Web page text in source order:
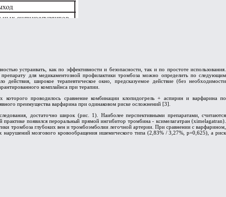
устраивать, как по эффективности и безопасности, так и по простоте использования.
для медикаментозной профилактики тромбоза можно определить по следующим
широкое терапевтическое окно, предсказуемое действие (без необходимости
комплайнса при терапии.
которого проводилось сравнение комбинации клопидогрель + аспирин и варфарина по
преимущества варфарина при одинаковом риске осложнений [3].
достаточно широк (рис. 1). Наиболее перспективными препаратами, считаются
появился пероральный прямой ингибитор тромбина - ксимелагатран (ximelagatran).
тромбоза глубоких вен и тромбоэмболии легочной артерии. При сравнении с варфарином,
мозгового кровообращения ишемического типа (2,83% / 3,27%, p=0,625), а риск